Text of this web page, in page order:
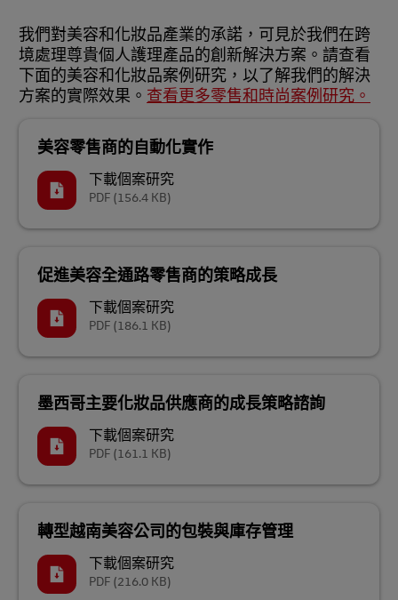
我們對美容和化妝品產業的承諾，可見於我們在跨
境處理尊貴個人護理產品的創新解決方案。請查看
下面的美容和化妝品案例研究，以了解我們的解決
方案的實際效果。 查看更多零售和時尚案例研究。
美容零售商的自動化實作
下載個案研究
PDF (156.4 KB)
促進美容全通路零售商的策略成長
下載個案研究
PDF (186.1 KB)
墨西哥主要化妝品供應商的成長策略諮詢
下載個案研究
PDF (161.1 KB)
轉型越南美容公司的包裝與庫存管理
下載個案研究
PDF (216.0 KB)